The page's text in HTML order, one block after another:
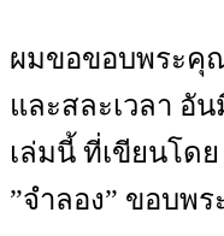
ผมขอขอบพระคุ
และสละเวลา อั
เล่มนี้ ที่เขียนโด
”จำลอง” ขอบพ